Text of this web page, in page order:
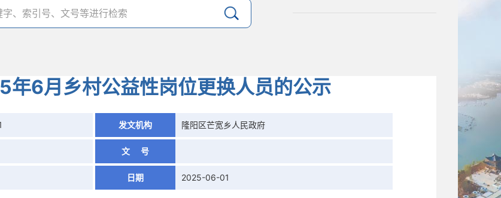
年6月乡村公益性岗位更换人员的公示
发文机构 隆阳区芒宽乡人民政府
文 号
日期 2025-06-01